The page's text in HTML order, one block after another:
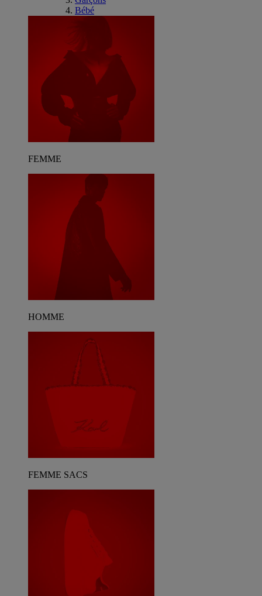
Bébé
FEMME
HOMME
FEMME SACS